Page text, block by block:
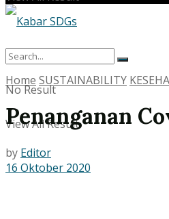
No Result
View All Result
Home SUSTAINABILITY
Penanganan
by Editor
16 Oktober 2020